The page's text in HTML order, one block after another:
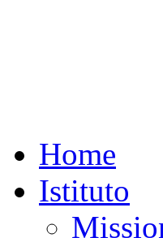
Home
Istituto